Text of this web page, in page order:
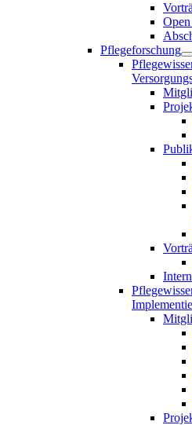
Pflegeforschung